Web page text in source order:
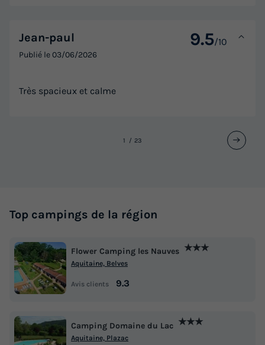
Jean-paul 9.5/10
Publié le03/06/2026
Très spacieux et calme
1 23
Top campings de la région
Flower Camping les Nauves ★★★
Aquitaine, Belves
Avis clients 9.3
Camping Domaine du Lac ★★★
Aquitaine, Plazac